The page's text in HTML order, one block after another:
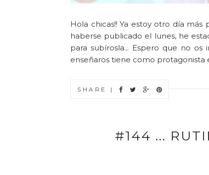
Hola chicas!! Ya estoy otro día
haberse publicado el lunes, he
para subírosla... Espero que no os
enseñaros tiene como protagonista
SHARE |
#144 ...